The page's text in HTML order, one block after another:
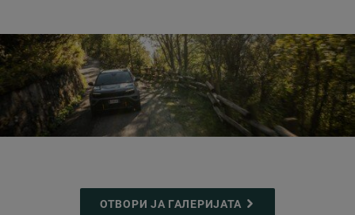
ОТВОРИ ЈА ГАЛЕРИЈАТА